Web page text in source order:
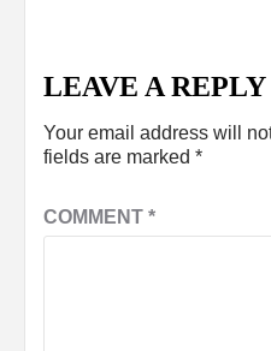
LEAVE A REPLY
Your email address will
fields are marked *
COMMENT *